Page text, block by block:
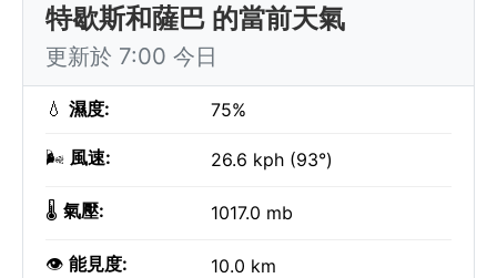
特歇斯和薩巴 的當前天氣
更新於 7:00 今日
💧 濕度: 75%
🌬️ 風速: 26.6 kph (93°)
🌡️ 氣壓: 1017.0 mb
👁️ 能見度: 10.0 km